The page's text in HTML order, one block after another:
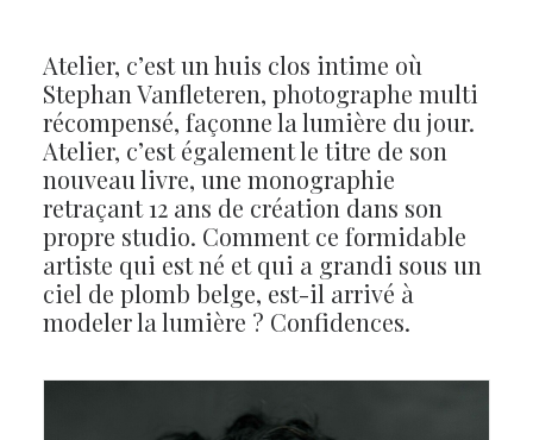
Atelier, c’est un huis clos intime où
Stephan Vanfleteren, photographe multi
récompensé, façonne la lumière du jour.
Atelier, c’est également le titre de son
nouveau livre, une monographie
retraçant 12 ans de création dans son
propre studio. Comment ce formidable
artiste qui est né et qui a grandi sous un
ciel de plomb belge, est-il arrivé à
modeler la lumière ? Confidences.